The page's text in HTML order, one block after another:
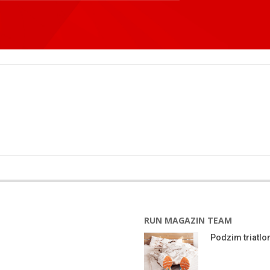
RUN MAGAZIN TEAM
Podzim